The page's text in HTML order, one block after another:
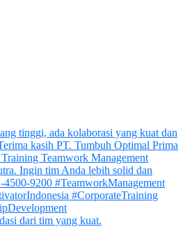
dari tim yang kuat.